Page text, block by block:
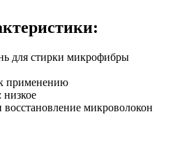
для стирки микрофибры
применению
низкое
восстановление микроволокон